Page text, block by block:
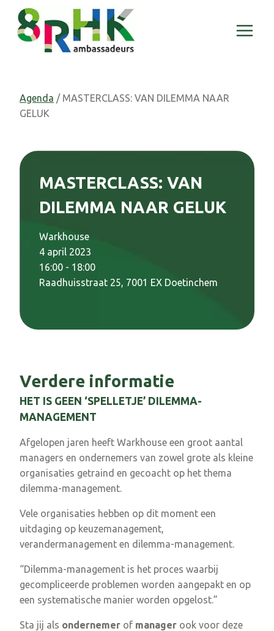
Doorgaan
naar
inhoud
Agenda / MASTERCLASS: VAN DILEMMA NAAR
GELUK
MASTERCLASS: VAN
DILEMMA NAAR GELUK
Warkhouse
4 april 2023
16:00 - 18:00
Raadhuisstraat 25, 7001 EX Doetinchem
Verdere informatie
HET IS GEEN ‘SPELLETJE’ DILEMMA-
MANAGEMENT
Afgelopen jaren heeft Warkhouse een groot aantal
managers en ondernemers van zowel grote als kleine
organisaties getraind en gecoacht op het thema
dilemma-management.
Vele organisaties hebben op dit moment een
uitdaging op keuzemanagement,
verandermanagement en dilemma-management.
“Dilemma-management is het proces waarbij
gecompliceerde problemen worden aangepakt en op
een systematische manier worden opgelost.”
Sta jij als ondernemer of manager ook voor deze